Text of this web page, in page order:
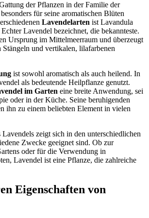
der Pflanzen in der Familie der
für seine aromatischen Blüten
Lavendelarten ist Lavandula
Lavendel bezeichnet, die bekannteste.
Ursprung im Mittelmeerraum und überzeugt
und vertikalen, lilafarbenen
ist sowohl aromatisch als auch heilend. In
als bedeutende Heilpflanze genutzt.
im Garten eine breite Anwendung, sei
oder in der Küche. Seine beruhigenden
ihn zu einem beliebten Element in vielen
zeigt sich in den unterschiedlichen
Zwecke geeignet sind. Ob zur
oder für die Verwendung in
Lavendel ist eine Pflanze, die zahlreiche
Eigenschaften von